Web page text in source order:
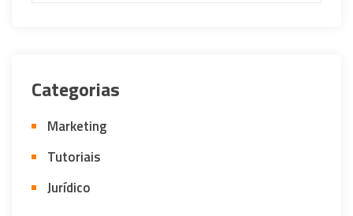
Categorias
Marketing
Tutoriais
Jurídico